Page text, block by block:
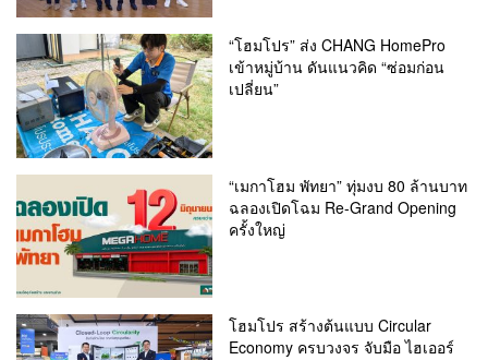
“โฮมโปร” ส่ง CHANG HomePro
เข้าหมู่บ้าน ดันแนวคิด “ซ่อมก่อน
เปลี่ยน”
“เมกาโฮม พัทยา” ทุ่มงบ 80 ล้านบาท
ฉลองเปิดโฉม Re-Grand Opening
ครั้งใหญ่
โฮมโปร สร้างต้นแบบ Circular
Economy ครบวงจร จับมือ ไฮเออร์